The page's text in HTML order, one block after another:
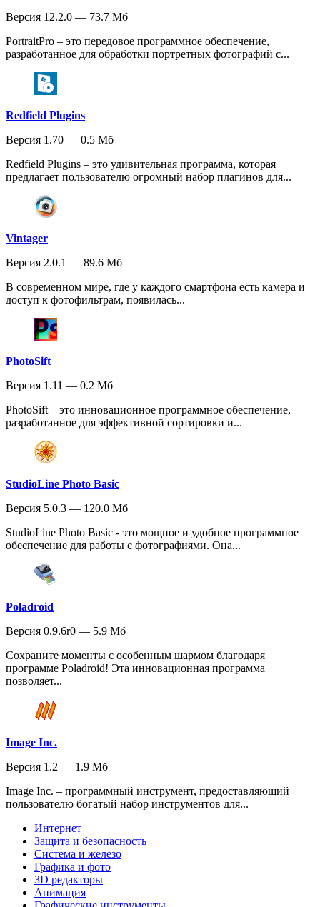
Версия 12.2.0 — 73.7 Мб
PortraitPro – это передовое программное обеспечение,
разработанное для обработки портретных фотографий с...
Redfield Plugins
Версия 1.70 — 0.5 Мб
Redfield Plugins – это удивительная программа, которая
предлагает пользователю огромный набор плагинов для...
Vintager
Версия 2.0.1 — 89.6 Мб
В современном мире, где у каждого смартфона есть камера и
доступ к фотофильтрам, появилась...
PhotoSift
Версия 1.11 — 0.2 Мб
PhotoSift – это инновационное программное обеспечение,
разработанное для эффективной сортировки и...
StudioLine Photo Basic
Версия 5.0.3 — 120.0 Мб
StudioLine Photo Basic - это мощное и удобное программное
обеспечение для работы с фотографиями. Она...
Poladroid
Версия 0.9.6r0 — 5.9 Мб
Сохраните моменты с особенным шармом благодаря
программе Poladroid! Эта инновационная программа
позволяет...
Image Inc.
Версия 1.2 — 1.9 Мб
Image Inc. – программный инструмент, предоставляющий
пользователю богатый набор инструментов для...
Интернет
Защита и безопасность
Система и железо
Графика и фото
3D редакторы
Анимация